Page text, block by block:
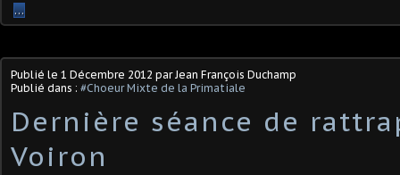
…
Publié le 1 Décembre 2012 par Jean François Duchamp
Publié dans : #Choeur Mixte de la Primatiale
Dernière séance de
Voiron